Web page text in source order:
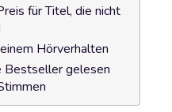
für Titel, die nicht
Hörverhalten
Bestseller gelesen